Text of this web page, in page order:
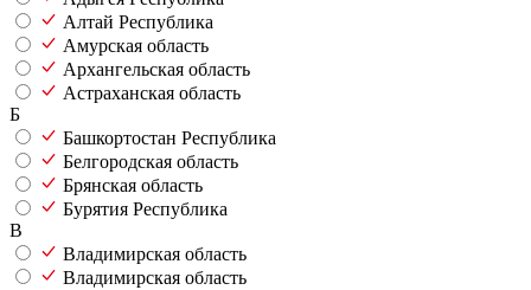
Алтай Республика
Амурская область
Архангельская область
Астраханская область
Б
Башкортостан Республика
Белгородская область
Брянская область
Бурятия Республика
В
Владимирская область
Владимирская область